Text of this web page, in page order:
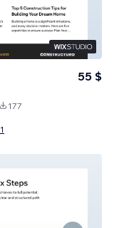
55 $
177
1